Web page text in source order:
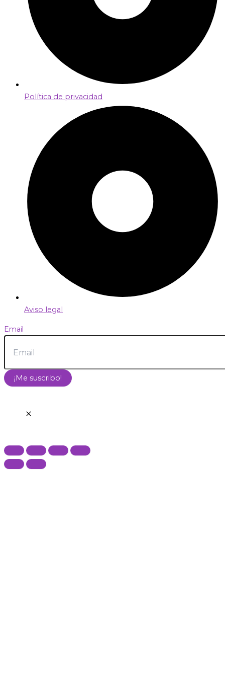
Política de privacidad
Aviso legal
Email
¡Me suscribo!